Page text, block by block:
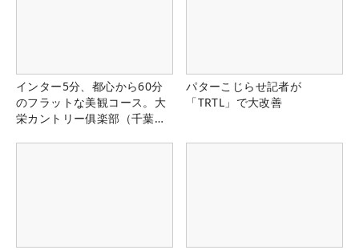
インター5分、都心から60分
のフラットな美観コース。大
栄カントリー俱楽部（千葉
パターこじらせ記者が
「TRTL」で大改善